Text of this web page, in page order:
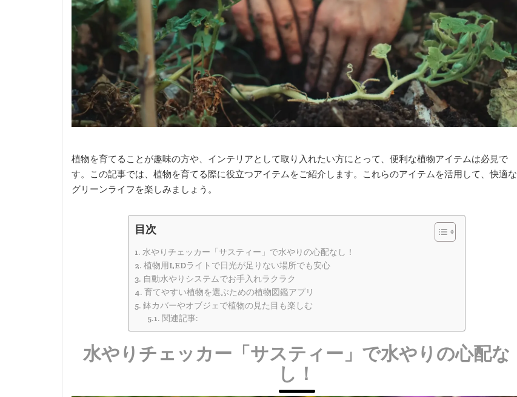
植物を育てることが趣味の方や、インテリアとして取り入れたい方にとって、便利な植物アイテムは必見で
す。この記事では、植物を育てる際に役立つアイテムをご紹介します。これらのアイテムを活用して、快適な
グリーンライフを楽しみましょう。
目次
水やりチェッカー「サスティー」で水やりの心配なし！
植物用LEDライトで日光が足りない場所でも安心
自動水やりシステムでお手入れラクラク
育てやすい植物を選ぶための植物図鑑アプリ
鉢カバーやオブジェで植物の見た目も楽しむ
関連記事:
水やりチェッカー「サスティー」で水やりの心配な
し！